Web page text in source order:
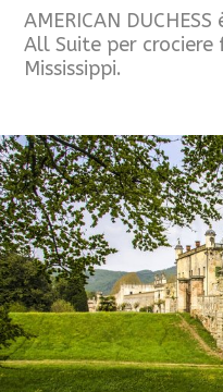
AMERICAN
All Suite per
Mississippi.